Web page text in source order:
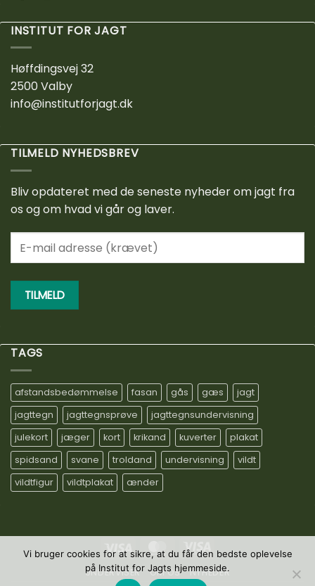
INSTITUT FOR JAGT
Høffdingsvej 32
2500 Valby
info@institutforjagt.dk
TILMELD NYHEDSBREV
Bliv opdateret med de seneste nyheder om jagt fra
os og om hvad vi går og laver.
TAGS
afstandsbedømmelse fasan gås gæs
jagt
jagttegn
jagttegnsprøve
jagttegnsundervisning
julekort
jæger kort krikand kuverter
plakat
spidsand
svane troldand undervisning
vildt
vildtfigur
vildtplakat ænder
MasterCard
Electron
UNDERVISER OM OS NYHEDER
Vi bruger cookies for at sikre, at du får den bedste oplevelse
på Institut for Jagts hjemmeside.